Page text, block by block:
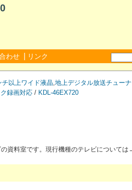
わせ リンク
チ以上ワイド液晶,地上デジタル放送チュー
録画対応 / KDL-46EX720
資料室です。現行機種のテレビについては